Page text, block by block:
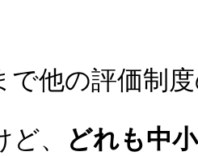
で他の評価制
、
どれも中